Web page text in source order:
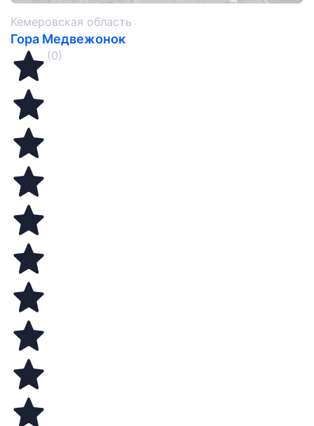
Кемеровская область
Гора Медвежонок
(0)